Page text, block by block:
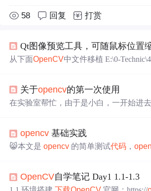
58 回复 打赏
从下面OpenCV中文件移植 E:\0-
图像按鼠标所在位置进行缩放 2、 滚轮
并有预览窗格 4、 缩放后仍能鼠标获取图像
关于opencv的第一次使用
在实验室帮忙，由于是小白，一开始进
opencv 基础实践
😸本文是opencv 的简单测试代码 ，
图、模板匹配与霍夫变换、图像通道分
赛克 特征处理：Harris、Shi-Tomasi、
OpenCV自学笔记 Day1 1.1-1.3